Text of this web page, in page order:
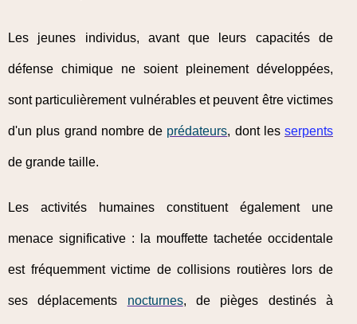
Les jeunes individus, avant que leurs capacités de
défense chimique ne soient pleinement développées,
sont particulièrement vulnérables et peuvent être victimes
d'un plus grand nombre de prédateurs, dont les serpents
de grande taille.
Les activités humaines constituent également une
menace significative : la mouffette tachetée occidentale
est fréquemment victime de collisions routières lors de
ses déplacements nocturnes, de pièges destinés à